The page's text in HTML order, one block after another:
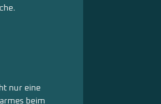
nur eine
beim